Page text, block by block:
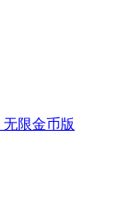
限金币版